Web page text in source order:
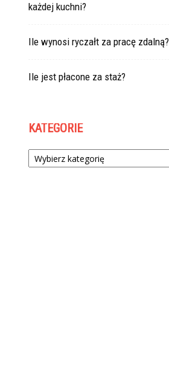
każdej kuchni?
Ile wynosi ryczałt za pracę zdalną?
Ile jest płacone za staż?
KATEGORIE
Kategorie